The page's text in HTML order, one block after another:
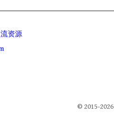
资源
© 2015-2026